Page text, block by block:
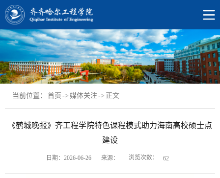
当前位置： 首页 -> 媒体关注 -> 正文
《鹤城晚报》齐工程学院特色课程模式助力海南高校硕士点
建设
日期：2026-06-26 来源： 浏览次数： 62